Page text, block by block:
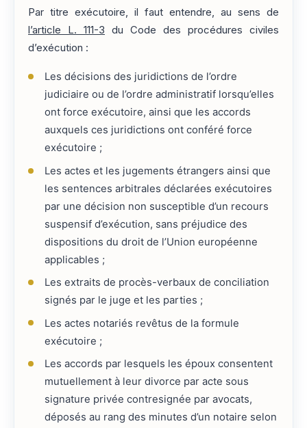
Par titre exécutoire, il faut entendre, au sens de
l’article L. 111-3 du Code des procédures civiles
d’exécution :
Les décisions des juridictions de l’ordre
judiciaire ou de l’ordre administratif lorsqu’elles
ont force exécutoire, ainsi que les accords
auxquels ces juridictions ont conféré force
exécutoire ;
Les actes et les jugements étrangers ainsi que
les sentences arbitrales déclarées exécutoires
par une décision non susceptible d’un recours
suspensif d’exécution, sans préjudice des
dispositions du droit de l’Union européenne
applicables ;
Les extraits de procès-verbaux de conciliation
signés par le juge et les parties ;
Les actes notariés revêtus de la formule
exécutoire ;
Les accords par lesquels les époux consentent
mutuellement à leur divorce par acte sous
signature privée contresignée par avocats,
déposés au rang des minutes d’un notaire selon